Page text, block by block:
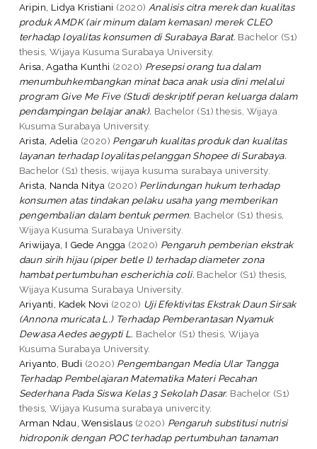
Aripin, Lidya Kristiani (2020) Analisis citra merek dan kualitas
produk AMDK (air minum dalam kemasan) merek CLEO
terhadap loyalitas konsumen di Surabaya Barat. Bachelor (S1)
thesis, Wijaya Kusuma Surabaya University.
Arisa, Agatha Kunthi (2020) Presepsi orang tua dalam
menumbuhkembangkan minat baca anak usia dini melalui
program Give Me Five (Studi deskriptif peran keluarga dalam
pendampingan belajar anak). Bachelor (S1) thesis, Wijaya
Kusuma Surabaya University.
Arista, Adelia (2020) Pengaruh kualitas produk dan kualitas
layanan terhadap loyalitas pelanggan Shopee di Surabaya.
Bachelor (S1) thesis, wijaya kusuma surabaya university.
Arista, Nanda Nitya (2020) Perlindungan hukum terhadap
konsumen atas tindakan pelaku usaha yang memberikan
pengembalian dalam bentuk permen. Bachelor (S1) thesis,
Wijaya Kusuma Surabaya University.
Ariwijaya, I Gede Angga (2020) Pengaruh pemberian ekstrak
daun sirih hijau (piper betle l) terhadap diameter zona
hambat pertumbuhan escherichia coli. Bachelor (S1) thesis,
Wijaya Kusuma Surabaya University.
Ariyanti, Kadek Novi (2020) Uji Efektivitas Ekstrak Daun Sirsak
(Annona muricata L.) Terhadap Pemberantasan Nyamuk
Dewasa Aedes aegypti L. Bachelor (S1) thesis, Wijaya
Kusuma Surabaya University.
Ariyanto, Budi (2020) Pengembangan Media Ular Tangga
Terhadap Pembelajaran Matematika Materi Pecahan
Sederhana Pada Siswa Kelas 3 Sekolah Dasar. Bachelor (S1)
thesis, Wijaya Kusuma surabaya univercity.
Arman Ndau, Wensislaus (2020) Pengaruh substitusi nutrisi
hidroponik dengan POC terhadap pertumbuhan tanaman